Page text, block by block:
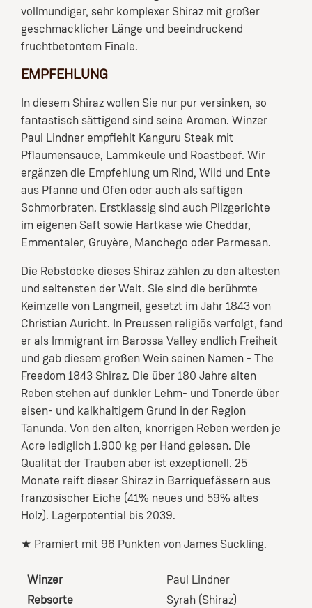
vollmundiger, sehr komplexer Shiraz mit großer
geschmacklicher Länge und beeindruckend
fruchtbetontem Finale.
EMPFEHLUNG
In diesem Shiraz wollen Sie nur pur versinken, so
fantastisch sättigend sind seine Aromen. Winzer
Paul Lindner empfiehlt Kanguru Steak mit
Pflaumensauce, Lammkeule und Roastbeef. Wir
ergänzen die Empfehlung um Rind, Wild und Ente
aus Pfanne und Ofen oder auch als saftigen
Schmorbraten. Erstklassig sind auch Pilzgerichte
im eigenen Saft sowie Hartkäse wie Cheddar,
Emmentaler, Gruyère, Manchego oder Parmesan.
Die Rebstöcke dieses Shiraz zählen zu den ältesten
und seltensten der Welt. Sie sind die berühmte
Keimzelle von Langmeil, gesetzt im Jahr 1843 von
Christian Auricht. In Preussen religiös verfolgt, fand
er als Immigrant im Barossa Valley endlich Freiheit
und gab diesem großen Wein seinen Namen - The
Freedom 1843 Shiraz. Die über 180 Jahre alten
Reben stehen auf dunkler Lehm- und Tonerde über
eisen- und kalkhaltigem Grund in der Region
Tanunda. Von den alten, knorrigen Reben werden je
Acre lediglich 1.900 kg per Hand gelesen. Die
Qualität der Trauben aber ist exzeptionell. 25
Monate reift dieser Shiraz in Barriquefässern aus
französischer Eiche (41% neues und 59% altes
Holz). Lagerpotential bis 2039.
★ Prämiert mit 96 Punkten von James Suckling.
Winzer
Paul Lindner
Rebsorte
Syrah (Shiraz)